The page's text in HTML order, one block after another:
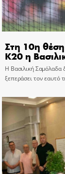
Στη 10η
Κ20 η
Η Βασιλική
ξεπεράσει τον εαυτό